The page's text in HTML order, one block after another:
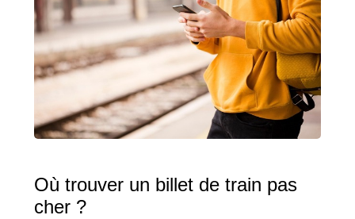
Où trouver un billet de train pas
cher ?